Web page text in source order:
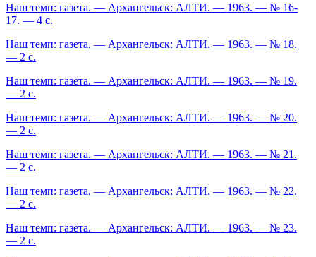
Наш темп: газета. — Архангельск: АЛТИ. — 1963. — № 16-
17. — 4 с.
Наш темп: газета. — Архангельск: АЛТИ. — 1963. — № 18.
— 2 с.
Наш темп: газета. — Архангельск: АЛТИ. — 1963. — № 19.
— 2 с.
Наш темп: газета. — Архангельск: АЛТИ. — 1963. — № 20.
— 2 с.
Наш темп: газета. — Архангельск: АЛТИ. — 1963. — № 21.
— 2 с.
Наш темп: газета. — Архангельск: АЛТИ. — 1963. — № 22.
— 2 с.
Наш темп: газета. — Архангельск: АЛТИ. — 1963. — № 23.
— 2 с.